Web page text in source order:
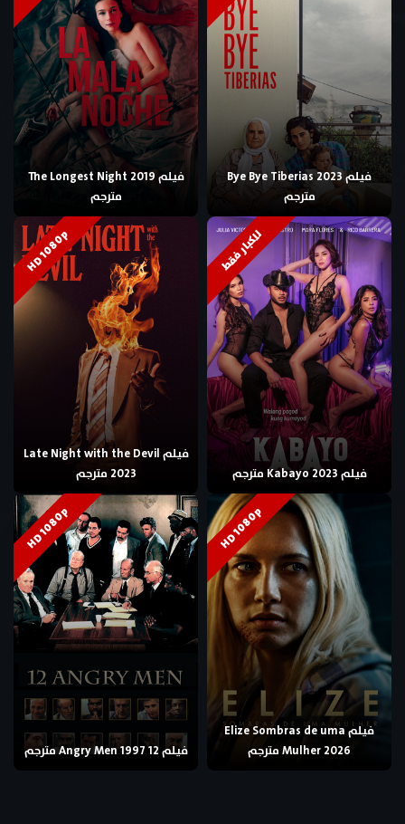
فيلم Bye Bye Tiberias 2023
مترجم
فيلم The Longest Night 2019
مترجم
للكبار فقط
فيلم Kabayo 2023 مترجم
HD 1080p
فيلم Late Night with the Devil
2023 مترجم
HD 1080p
فيلم Elize Sombras de uma
Mulher 2026 مترجم
HD 1080p
فيلم 12 Angry Men 1997 مترجم